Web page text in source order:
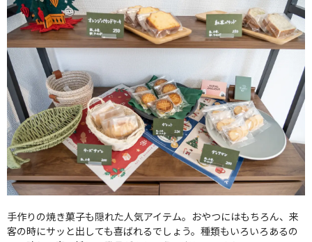
手作りの焼き菓子も隠れた人気アイテム。おやつにはもちろん、来
客の時にサッと出しても喜ばれるでしょう。種類もいろいろあるの